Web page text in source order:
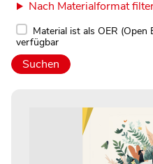
Nach Materialformat
Material ist als OER (Open
verfügbar